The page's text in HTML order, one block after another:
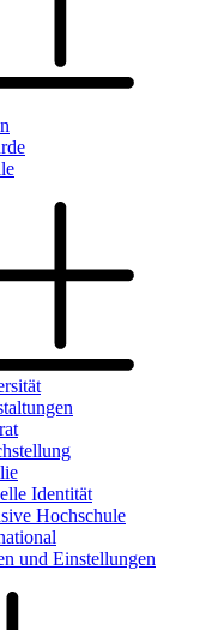
Identität
Hochschule
und Einstellungen